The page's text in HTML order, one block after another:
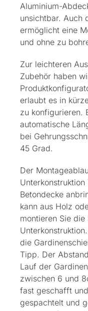
Aluminium-
unsichtbar. Auch
ermöglicht eine
und ohne zu
Zur leichteren
Zubehör haben
erlaubt es in
zu konfigurieren.
automatische
bei
45 Grad.
Der
Betondecke
kann aus Holz
montieren Sie
die
Tipp. Der
Lauf der
zwischen 6 und
fast geschafft
gespachtelt und